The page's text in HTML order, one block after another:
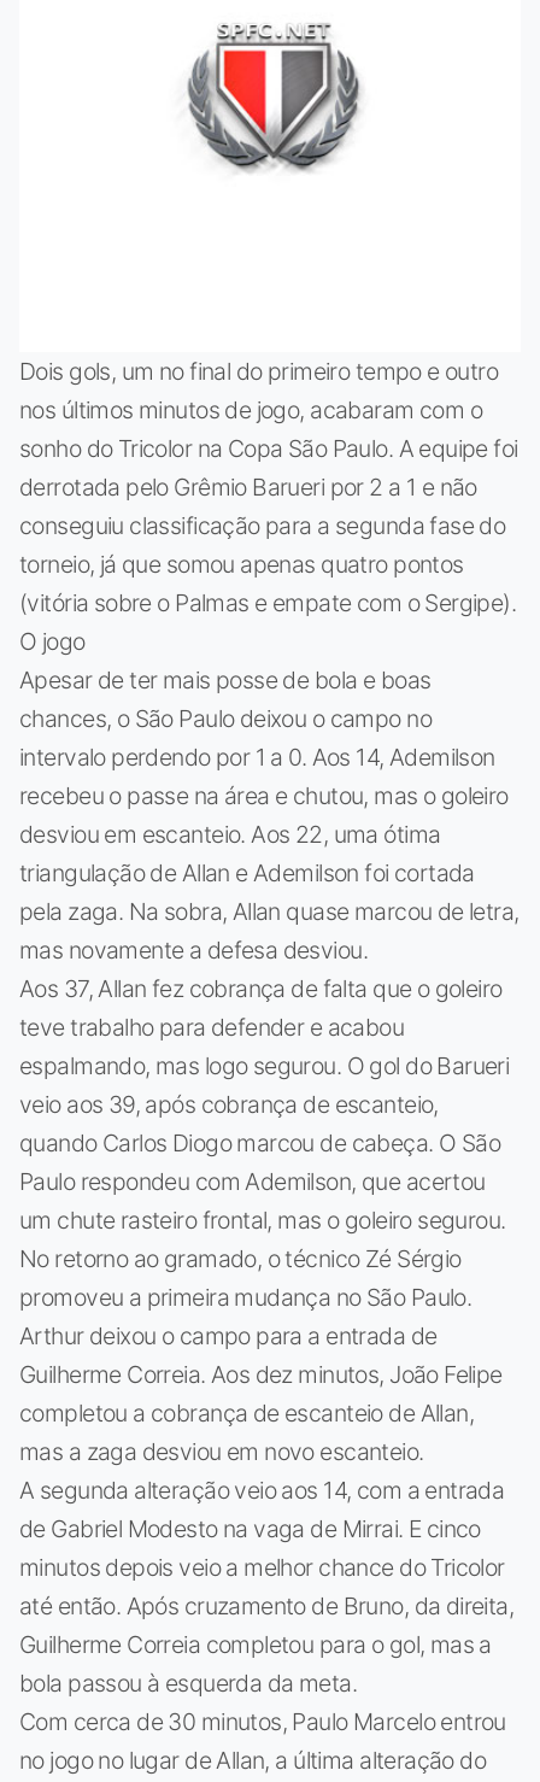
Dois gols, um no final do primeiro tempo e outro
nos últimos minutos de jogo, acabaram com o
sonho do Tricolor na Copa São Paulo. A equipe foi
derrotada pelo Grêmio Barueri por 2 a 1 e não
conseguiu classificação para a segunda fase do
torneio, já que somou apenas quatro pontos
(vitória sobre o Palmas e empate com o Sergipe).
O jogo
Apesar de ter mais posse de bola e boas
chances, o São Paulo deixou o campo no
intervalo perdendo por 1 a 0. Aos 14, Ademilson
recebeu o passe na área e chutou, mas o goleiro
desviou em escanteio. Aos 22, uma ótima
triangulação de Allan e Ademilson foi cortada
pela zaga. Na sobra, Allan quase marcou de letra,
mas novamente a defesa desviou.
Aos 37, Allan fez cobrança de falta que o goleiro
teve trabalho para defender e acabou
espalmando, mas logo segurou. O gol do Barueri
veio aos 39, após cobrança de escanteio,
quando Carlos Diogo marcou de cabeça. O São
Paulo respondeu com Ademilson, que acertou
um chute rasteiro frontal, mas o goleiro segurou.
No retorno ao gramado, o técnico Zé Sérgio
promoveu a primeira mudança no São Paulo.
Arthur deixou o campo para a entrada de
Guilherme Correia. Aos dez minutos, João Felipe
completou a cobrança de escanteio de Allan,
mas a zaga desviou em novo escanteio.
A segunda alteração veio aos 14, com a entrada
de Gabriel Modesto na vaga de Mirrai. E cinco
minutos depois veio a melhor chance do Tricolor
até então. Após cruzamento de Bruno, da direita,
Guilherme Correia completou para o gol, mas a
bola passou à esquerda da meta.
Com cerca de 30 minutos, Paulo Marcelo entrou
no jogo no lugar de Allan, a última alteração do